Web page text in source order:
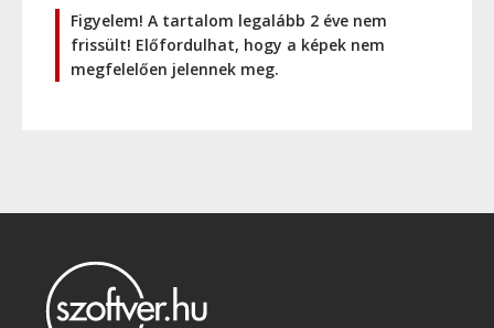
Figyelem! A tartalom legalább 2 éve nem
frissült! Előfordulhat, hogy a képek nem
megfelelően jelennek meg.